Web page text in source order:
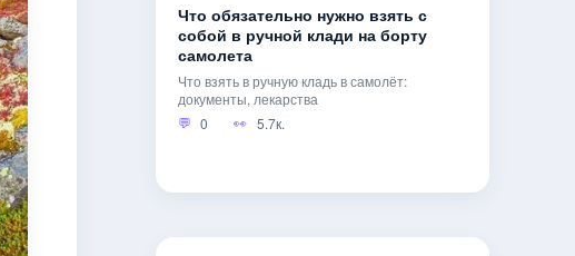
Что обязательно нужно взять с
собой в ручной клади на борту
самолета
Что взять в ручную кладь в самолёт:
документы, лекарства
0
5.7к.